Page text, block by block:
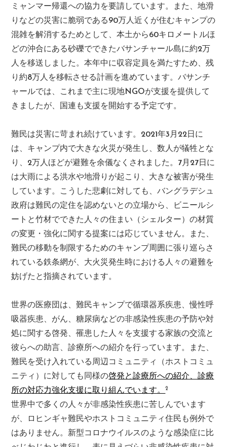
ミャンマー帰還への協力を要請しています。また、地滑
りなどの災害に脆弱である90万人近くが住むキャンプの
混雑を解消するためとして、本土から60キロメートルほ
どの沖合にある砂礫でできたバサンチャール島に約2万
人を移送しました。本年中に収容定員を満たすため、残
り約8万人を移転させる計画を進めています。バサンチ
ャールでは、これまで主に現地NGOが支援を提供して
きましたが、国連も支援を開始する予定です。
難民は災害に苛まれ続けています。2021年3月22日に
は、キャンプ内で大きな火災が発生し、数人が犠牲とな
り、2万人ほどが避難を余儀なくされました。7月27日に
は大雨による洪水や地滑りが起こり、大きな被害が発生
しています。こうした悲劇に対しても、バングラデシュ
政府は難民の定住を認めないとの立場から、ビニールシ
ートと竹材でできた人々の住まい（シェルター）の材質
の変更・強化に関する提案には応じていません。また、
難民の移動を制限するためのキャンプ周囲に張り巡らさ
れている鉄条網が、大火災発生時における人々の避難を
妨げたと指摘されています。
世界の医療団は、難民キャンプで循環器系疾患、慢性呼
吸器疾患、がん、糖尿病などの非感染性疾患の予防や対
処に関する啓発、罹患した人々を支援する家族の交流と
彼らへの助言、診療所への紹介を行っています。また、
難民を受け入れている周辺コミュニティ（ホストコミュ
ニティ）に対しても同様の啓発と診療所への紹介、診療
所の対応力強化支援に取り組んでいます。
2
世界中で多くの人々が非感染性疾患に苦しんでいます
が、ロヒンギャ難民やホストコミュニティ住民も例外で
はありません。新型コロナウイルスのような感染症に比